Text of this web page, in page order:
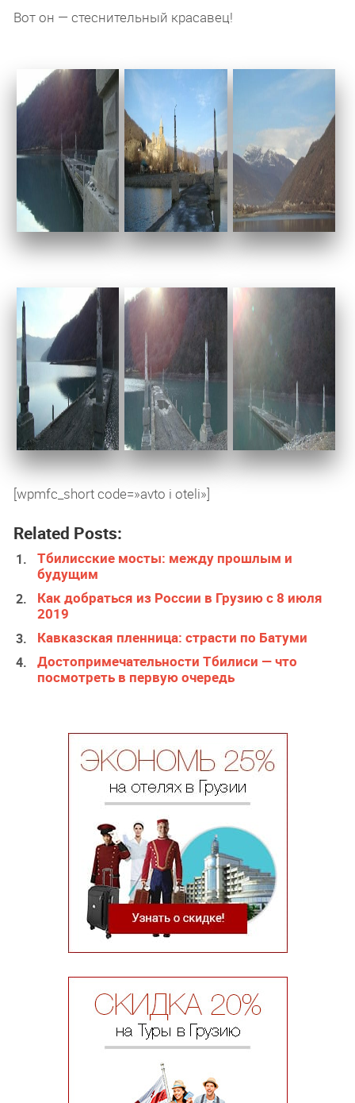
Вот он — стеснительный красавец!
[wpmfc_short code=»avto i oteli»]
Related Posts:
Тбилисские мосты: между прошлым и
будущим
Как добраться из России в Грузию с 8 июля
2019
Кавказская пленница: страсти по Батуми
Достопримечательности Тбилиси — что
посмотреть в первую очередь